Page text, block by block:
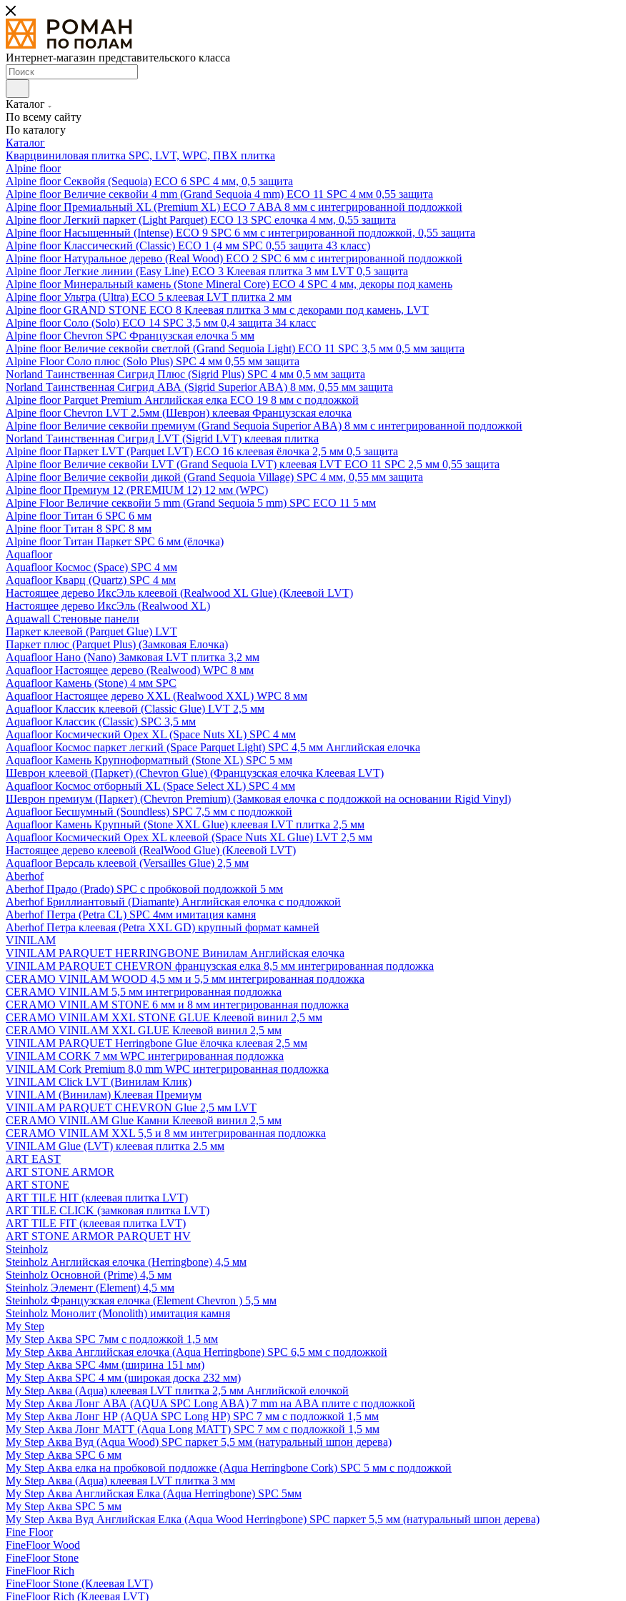
Интернет-магазин представительского класса
Каталог
По всему сайту
По каталогу
Каталог
Кварцвиниловая плитка SPC, LVT, WPC, ПВХ плитка
Alpine floor
Alpine floor Секвойя (Sequoia) ECO 6 SPC 4 мм, 0,5 защита
Alpine floor Величие секвойи 4 mm (Grand Sequoia 4 mm) ECO 11 SPC 4 мм 0,55 защита
Alpine floor Премиальный XL (Premium XL) ECO 7 ABA 8 мм с интегрированной подложкой
Alpine floor Легкий паркет (Light Parquet) ECO 13 SPC елочка 4 мм, 0,55 защита
Alpine floor Насыщенный (Intense) ECO 9 SPC 6 мм с интегрированной подложкой, 0,55 защита
Alpine floor Классический (Classic) ECO 1 (4 мм SPC 0,55 защита 43 класс)
Alpine floor Натуральное дерево (Real Wood) ECO 2 SPC 6 мм с интегрированной подложкой
Alpine floor Легкие линии (Easy Line) ECO 3 Клеевая плитка 3 мм LVT 0,5 защита
Alpine floor Минеральный камень (Stone Mineral Core) ECO 4 SPC 4 мм, декоры под камень
Alpine floor Ультра (Ultra) ECO 5 клеевая LVT плитка 2 мм
Alpine floor GRAND STONE ECO 8 Клеевая плитка 3 мм с декорами под камень, LVT
Alpine floor Соло (Solo) ECO 14 SPC 3,5 мм 0,4 защита 34 класс
Alpine floor Chevron SPC Французская елочка 5 мм
Alpine floor Величие секвойи светлой (Grand Sequoia Light) ECO 11 SPC 3,5 мм 0,5 мм защита
Alpine Floor Соло плюс (Solo Plus) SPC 4 мм 0,55 мм защита
Norland Таинственная Сигрид Плюс (Sigrid Plus) SPC 4 мм 0,5 мм защита
Norland Таинственная Сигрид АВА (Sigrid Superior ABA) 8 мм, 0,55 мм защита
Alpine floor Parquet Premium Английская елка ECO 19 8 мм с подложкой
Alpine floor Chevron LVT 2.5мм (Шеврон) клеевая Французская елочка
Alpine floor Величие секвойи премиум (Grand Sequoia Superior ABA) 8 мм с интегрированной подложкой
Norland Таинственная Сигрид LVT (Sigrid LVT) клеевая плитка
Alpine floor Паркет LVT (Parquet LVT) ECO 16 клеевая ёлочка 2,5 мм 0,5 защита
Alpine floor Величие секвойи LVT (Grand Sequoia LVT) клеевая LVT ECO 11 SPC 2,5 мм 0,55 защита
Alpine floor Величие секвойи дикой (Grand Sequoia Village) SPC 4 мм, 0,55 мм защита
Alpine floor Премиум 12 (PREMIUM 12) 12 мм (WPC)
Alpine Floor Величие секвойи 5 mm (Grand Sequoia 5 mm) SPC ECO 11 5 мм
Alpine floor Титан 6 SPC 6 мм
Alpine floor Титан 8 SPC 8 мм
Alpine floor Титан Паркет SPC 6 мм (ёлочка)
Aquafloor
Aquafloor Космос (Space) SPC 4 мм
Aquafloor Кварц (Quartz) SPC 4 мм
Настоящее дерево ИксЭль клеевой (Realwood XL Glue) (Клеевой LVT)
Настоящее дерево ИксЭль (Realwood XL)
Aquawall Стеновые панели
Паркет клеевой (Parquet Glue) LVT
Паркет плюс (Parquet Plus) (Замковая Елочка)
Aquafloor Нано (Nano) Замковая LVT плитка 3,2 мм
Aquafloor Настоящее дерево (Realwood) WPC 8 мм
Aquafloor Камень (Stone) 4 мм SPC
Aquafloor Настоящее дерево XXL (Realwood XXL) WPC 8 мм
Aquafloor Классик клеевой (Classic Glue) LVT 2,5 мм
Aquafloor Классик (Classic) SPC 3,5 мм
Aquafloor Космический Орех XL (Space Nuts XL) SPC 4 мм
Aquafloor Космос паркет легкий (Space Parquet Light) SPC 4,5 мм Английская елочка
Aquafloor Камень Крупноформатный (Stone XL) SPC 5 мм
Шеврон клеевой (Паркет) (Chevron Glue) (Французская елочка Клеевая LVT)
Aquafloor Космос отборный XL (Space Select XL) SPC 4 мм
Шеврон премиум (Паркет) (Chevron Premium) (Замковая елочка с подложкой на основании Rigid Vinyl)
Aquafloor Бесшумный (Soundless) SPC 7,5 мм с подложкой
Aquafloor Камень Крупный (Stone XXL Glue) клеевая LVT плитка 2,5 мм
Aquafloor Космический Орех XL клеевой (Space Nuts XL Glue) LVT 2,5 мм
Настоящее дерево клеевой (RealWood Glue) (Клеевой LVT)
Aquafloor Версаль клеевой (Versailles Glue) 2,5 мм
Aberhof
Aberhof Прадо (Prado) SPC с пробковой подложкой 5 мм
Aberhof Бриллиантовый (Diamante) Английская елочка с подложкой
Aberhof Петра (Petra CL) SPC 4мм имитация камня
Aberhof Петра клеевая (Petra XXL GD) крупный формат камней
VINILAM
VINILAM PARQUET HERRINGBONE Винилам Английская елочка
VINILAM PARQUET CHEVRON французская елка 8,5 мм интегрированная подложка
CERAMO VINILAM WOOD 4,5 мм и 5,5 мм интегрированная подложка
CERAMO VINILAM 5,5 мм интегрированная подложка
CERAMO VINILAM STONE 6 мм и 8 мм интегрированная подложка
CERAMO VINILAM XXL STONE GLUE Клеевой винил 2,5 мм
CERAMO VINILAM XXL GLUE Клеевой винил 2,5 мм
VINILAM PARQUET Herringbone Glue ёлочка клеевая 2,5 мм
VINILAM CORK 7 мм WPC интегрированная подложка
VINILAM Cork Premium 8,0 mm WPC интегрированная подложка
VINILAM Click LVT (Винилам Клик)
VINILAM (Винилам) Клеевая Премиум
VINILAM PARQUET CHEVRON Glue 2,5 мм LVT
CERAMO VINILAM Glue Камни Клеевой винил 2,5 мм
CERAMO VINILAM XXL 5,5 и 8 мм интегрированная подложка
VINILAM Glue (LVT) клеевая плитка 2.5 мм
ART EAST
ART STONE ARMOR
ART STONE
ART TILE HIT (клеевая плитка LVT)
ART TILE CLICK (замковая плитка LVT)
ART TILE FIT (клеевая плитка LVT)
ART STONE ARMOR PARQUET HV
Steinholz
Steinholz Английская елочка (Herringbone) 4,5 мм
Steinholz Основной (Prime) 4,5 мм
Steinholz Элемент (Element) 4,5 мм
Steinholz Французская елочка (Element Chevron ) 5,5 мм
Steinholz Монолит (Monolith) имитация камня
My Step
My Step Аква SPC 7мм c подложкой 1,5 мм
My Step Аква Английская елочка (Aqua Herringbone) SPC 6,5 мм с подложкой
My Step Аква SPC 4мм (ширина 151 мм)
My Step Аква SPC 4 мм (широкая доска 232 мм)
My Step Аква (Aqua) клеевая LVT плитка 2,5 мм Английской елочкой
My Step Аква Лонг АВА (AQUA SPC Long ABA) 7 mm на ABA плите с подложкой
My Step Аква Лонг НР (AQUA SPC Long HP) SPC 7 мм с подложкой 1,5 мм
My Step Аква Лонг MATT (Aqua Long MATT) SPC 7 мм с подложкой 1,5 мм
My Step Аква Вуд (Aqua Wood) SPC паркет 5,5 мм (натуральный шпон дерева)
My Step Аква SPC 6 мм
My Step Аква елка на пробковой подложке (Aqua Herringbone Cork) SPC 5 мм с подложкой
My Step Аква (Aqua) клеевая LVT плитка 3 мм
My Step Аква Английская Елка (Aqua Herringbone) SPC 5мм
My Step Аква SPC 5 мм
My Step Аква Вуд Английская Елка (Aqua Wood Herringbone) SPC паркет 5,5 мм (натуральный шпон дерева)
Fine Floor
FineFloor Wood
FineFloor Stone
FineFloor Rich
FineFloor Stone (Клеевая LVT)
FineFloor Rich (Клеевая LVT)